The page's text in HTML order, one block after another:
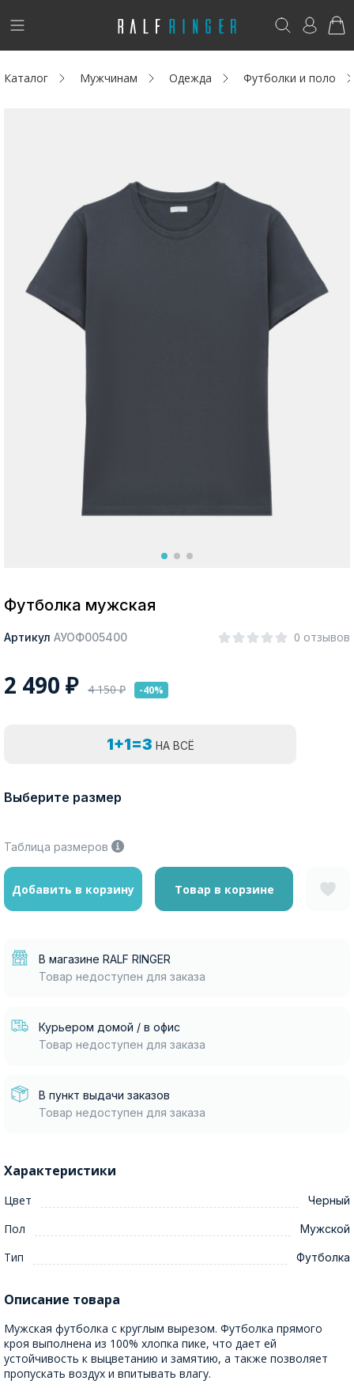
!
Новинки
Капсула
Аутлет
Акции / Новости
Адреса магазинов
Москва
Да, все верно
Возникли вопросы? - club@ralf.ru
Каталог Мужчинам Одежда Футболки и поло
Футболка мужская
Артикул АУОФ005400 0 отзывов
2 490 ₽ 4 150₽ -40%
1+1=3 НА ВСЁ
Выберите размер
Таблица размеров
Добавить в корзину Товар в корзине
В магазине RALF RINGER
Товар недоступен для заказа
Курьером домой / в офис
Товар недоступен для заказа
В пункт выдачи заказов
Товар недоступен для заказа
Характеристики
Цвет Черный
Пол Мужской
Тип Футболка
Описание товара
Мужская футболка с круглым вырезом. Футболка прямого
кроя выполнена из 100% хлопка пике, что дает ей
устойчивость к выцветанию и замятию, а также позволяет
пропускать воздух и впитывать влагу.